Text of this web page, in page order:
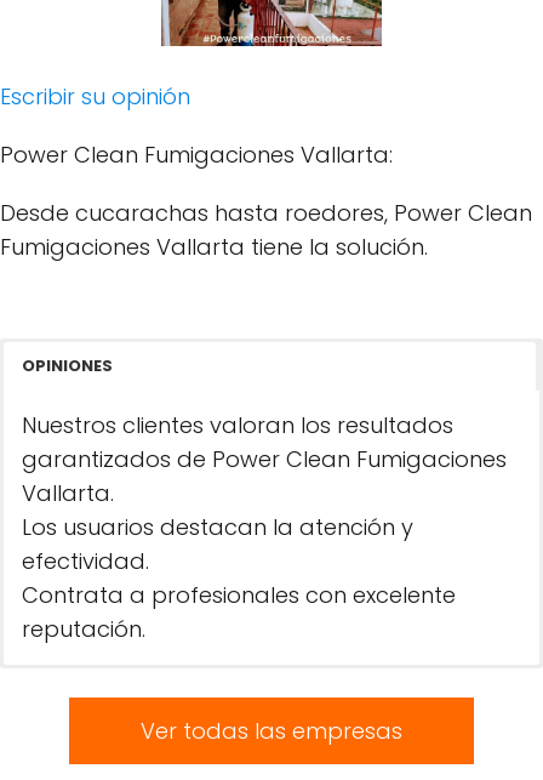
Escribir su opinión
Power Clean Fumigaciones Vallarta:
Desde cucarachas hasta roedores, Power Clean
Fumigaciones Vallarta tiene la solución.
OPINIONES
Nuestros clientes valoran los resultados
garantizados de Power Clean Fumigaciones
Vallarta.
Los usuarios destacan la atención y
efectividad.
Contrata a profesionales con excelente
reputación.
Ver todas las empresas